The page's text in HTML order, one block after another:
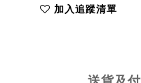
加入追蹤清單